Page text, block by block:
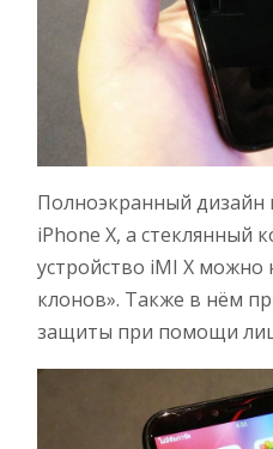
Полноэкранный дизайн
iPhone X, а стеклянный
устройство iMI X можно
клонов». Также в нём
защиты при помощи